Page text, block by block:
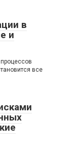
в
и
все